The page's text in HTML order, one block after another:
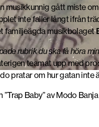
musikkunnig gått miste
inte faller långt ifrån
familjeägda musikbolaget
rubrik du ska få höra
teamat upp med
pratar om hur gatan inte
”Trap Baby” av Modo